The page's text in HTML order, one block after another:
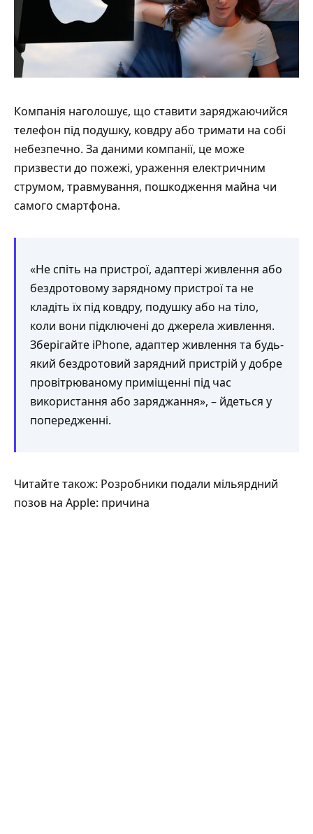
Компанія наголошує, що ставити заряджаючийся
телефон під подушку, ковдру або тримати на собі
небезпечно. За даними компанії, це може
призвести до пожежі, ураження електричним
струмом, травмування, пошкодження майна чи
самого смартфона.
«Не спіть на пристрої, адаптері живлення або
бездротовому зарядному пристрої та не
кладіть їх під ковдру, подушку або на тіло,
коли вони підключені до джерела живлення.
Зберігайте iPhone, адаптер живлення та будь-
який бездротовий зарядний пристрій у добре
провітрюваному приміщенні під час
використання або заряджання», – йдеться у
попередженні.
Читайте також: Розробники подали мільярдний
позов на Apple: причина